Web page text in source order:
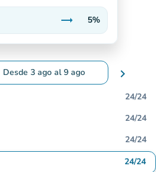
trending_flat
Estable
5%
Desde 3 ago al9 ago
calendario para cambiar las
chevron_right
24/24
24/24
24/24
24/24